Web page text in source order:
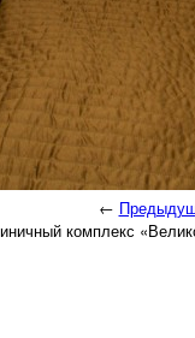
←
комплекс